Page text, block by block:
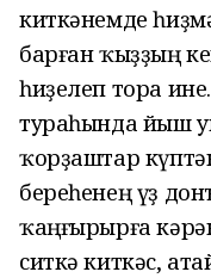
киткәнемде
барған ҡыҙҙың
һиҙелеп тора
тураһында йыш
ҡорҙаштар
береһенең үҙ
ҡаңғырырға
ситкә киткәс,